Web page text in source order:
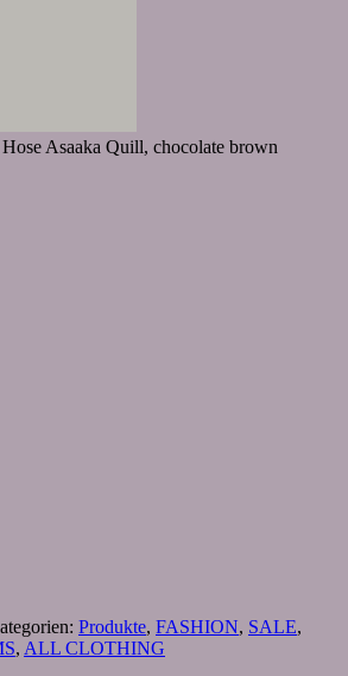
Asaaka Quill, chocolate brown
Produkte, FASHION, SALE,
, ALL CLOTHING